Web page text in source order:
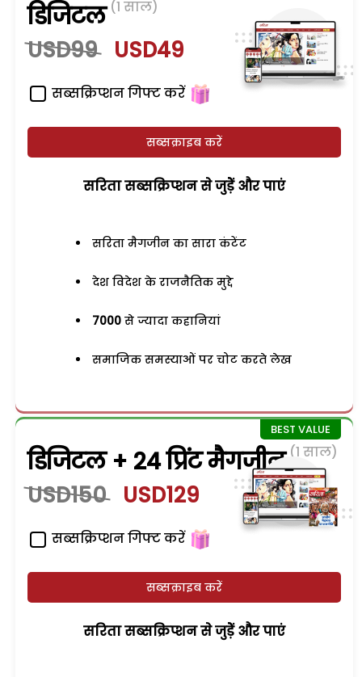
डिजिटल (1 साल)
USD99 USD49
सब्सक्रिप्शन गिफ्ट करें
सब्सक्राइब करें
सरिता सब्सक्रिप्शन से जुड़ेें और पाएं
सरिता मैगजीन का सारा कंटेंट
देश विदेश के राजनैतिक मुद्दे
7000 से ज्यादा कहानियां
समाजिक समस्याओं पर चोट करते लेख
डिजिटल + 24 प्रिंट मैगजीन (1 साल)
USD150 USD129
सब्सक्रिप्शन गिफ्ट करें
सब्सक्राइब करें
सरिता सब्सक्रिप्शन से जुड़ेें और पाएं